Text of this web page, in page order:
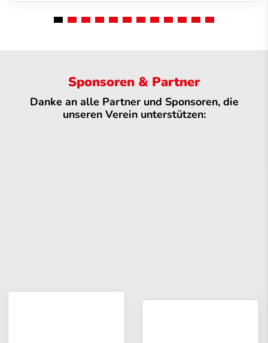
Sponsoren & Partner
Danke an alle Partner und Sponsoren, die
unseren Verein unterstützen: